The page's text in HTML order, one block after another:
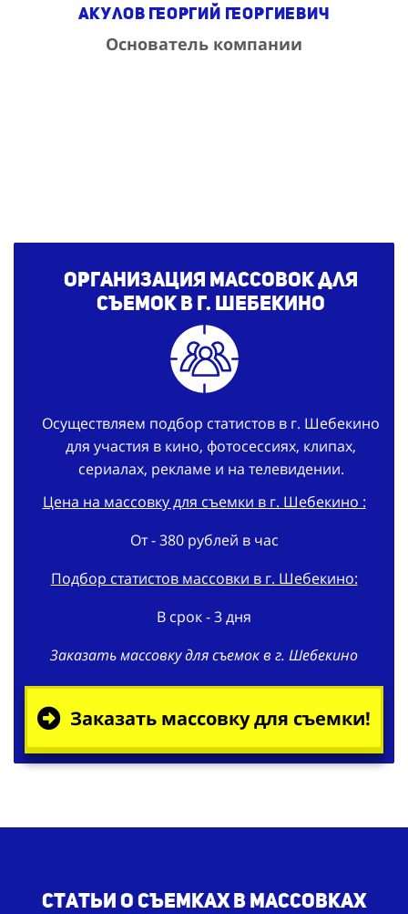
Акулов Георгий Георгиевич
Основатель компании
Организация массовок для
съемокв г. Шебекино
Осуществляем подбор статистов в г. Шебекино
для участия в кино, фотосессиях, клипах,
сериалах, рекламе и на телевидении.
Цена на массовку для съемки в г. Шебекино :
От - 380 рублей в час
Подбор статистов массовки в г. Шебекино:
В срок - 3 дня
Заказать массовку для съемок в г. Шебекино
Заказать массовку для съемки!
Статьи о съемках в массовках